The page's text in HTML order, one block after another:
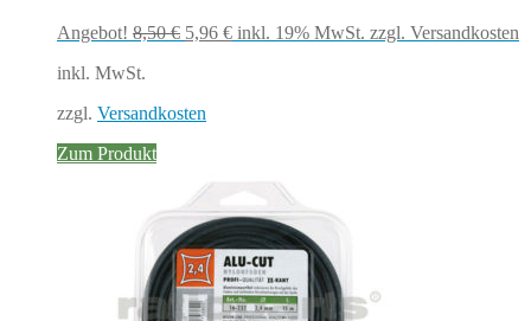
Angebot! 8,50€ Ursprünglicher
5,96 €Aktueller
inkl. 19% MwSt. zzgl. Versandkosten
inkl. MwSt.
zzgl. Versandkosten
Zum Produkt